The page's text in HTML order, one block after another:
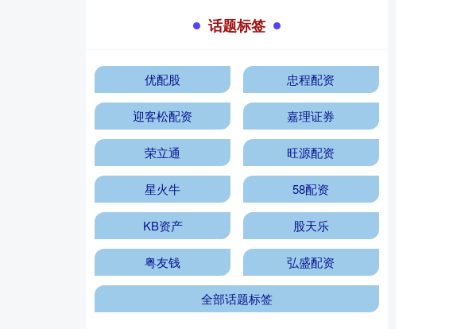
话题标签
优配股 忠程配资
迎客松配资 嘉理证券
荣立通 旺源配资
星火牛 58配资
KB资产 股天乐
粤友钱 弘盛配资
全部话题标签